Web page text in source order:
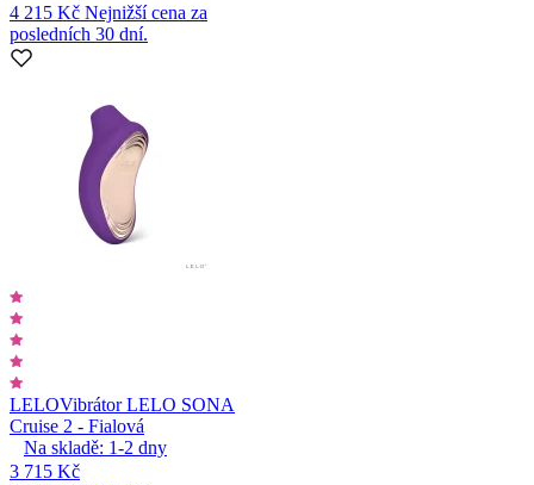
4 215 Kč Nejnižší cena za
posledních 30 dní.
LELOVibrátor LELO SONA
Cruise 2 - Fialová
Na skladě: 1-2 dny
3 715 Kč